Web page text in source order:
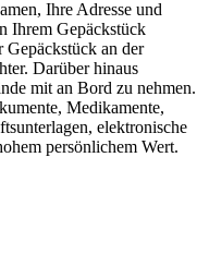
Ihre Adresse und
Ihrem Gepäckstück
Gepäckstück an der
Darüber hinaus
mit an Bord zu nehmen.
Medikamente,
elektronische
persönlichem Wert.